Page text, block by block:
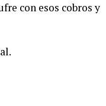
con esos cobros y